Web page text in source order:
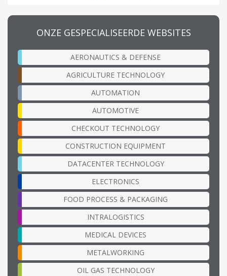
ONZE GESPECIALISEERDE WEBSITES
AERONAUTICS & DEFENSE
AGRICULTURE TECHNOLOGY
AUTOMATION
AUTOMOTIVE
CHECKOUT TECHNOLOGY
CONSTRUCTION EQUIPMENT
DATACENTER TECHNOLOGY
ELECTRONICS
FOOD PROCESS & PACKAGING
INTRALOGISTICS
MEDICAL DEVICES
METALWORKING
OIL GAS TECHNOLOGY